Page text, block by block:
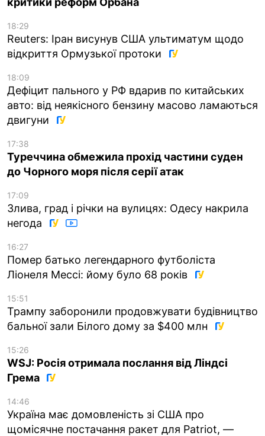
18:29
Reuters: Іран висунув США ультиматум щодо
відкриття Ормузької протоки
18:09
Дефіцит пального у РФ вдарив по китайських
авто: від неякісного бензину масово ламаються
двигуни
17:38
Туреччина обмежила прохід частини суден
до Чорного моря після серії атак
17:09
Злива, град і річки на вулицях: Одесу накрила
негода
16:27
Помер батько легендарного футболіста
Ліонеля Мессі: йому було 68 років
15:51
Трампу заборонили продовжувати будівництво
бальної зали Білого дому за $400 млн
15:26
WSJ: Росія отримала послання від Ліндсі
Грема
14:46
Україна має домовленість зі США про
щомісячне постачання ракет для Patriot, —